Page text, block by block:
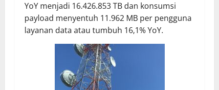
YoY menjadi 16.426.853 TB dan konsumsi
payload menyentuh 11.962 MB per pengguna
layanan data atau tumbuh 16,1% YoY.